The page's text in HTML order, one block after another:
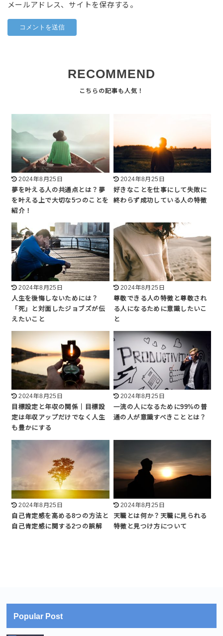
メールアドレス、サイトを保存する。
RECOMMEND
2024年8月25日
夢を叶える人の共通点とは？夢
を叶える上で大切な5つのことを
紹介！
2024年8月25日
好きなことを仕事にして失敗に
終わらず成功している人の特徴
2024年8月25日
人生を後悔しないためには？
「死」と対面したジョブズが伝
えたいこと
2024年8月25日
尊敬できる人の特徴と尊敬され
る人になるために意識したいこ
と
2024年8月25日
目標設定と年収の関係｜目標設
定は年収アップだけでなく人生
も豊かにする
2024年8月25日
一流の人になるために99%の普
通の人が意識すべきこととは？
2024年8月25日
自己肯定感を高める8つの方法と
自己肯定感に関する2つの誤解
2024年8月25日
天職とは何か？天職に見られる
特徴と見つけ方について
Popular Post